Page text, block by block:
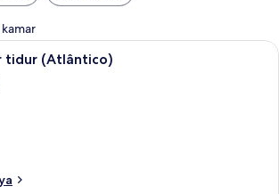
Bungalow, 1 kamar tidur (Atlântico) |
tidur (Atlântico)